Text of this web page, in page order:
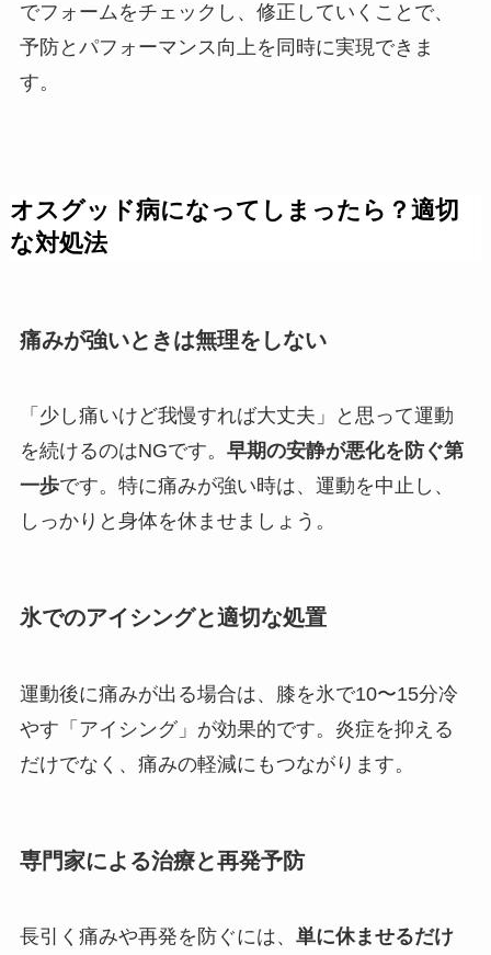
でフォームをチェックし、修正していくことで、
予防とパフォーマンス向上を同時に実現できま
す。
オスグッド病になってしまったら？適切
な対処法
痛みが強いときは無理をしない
「少し痛いけど我慢すれば大丈夫」と思って運動
を続けるのはNGです。 早期の安静が悪化を防ぐ第
一歩です。特に痛みが強い時は、運動を中止し、
しっかりと身体を休ませましょう。
氷でのアイシングと適切な処置
運動後に痛みが出る場合は、膝を氷で10〜15分冷
やす「アイシング」が効果的です。炎症を抑える
だけでなく、痛みの軽減にもつながります。
専門家による治療と再発予防
長引く痛みや再発を防ぐには、 単に休ませるだけ